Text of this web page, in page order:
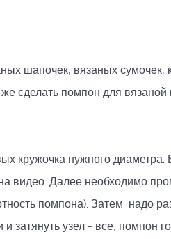
шапочек, вязаных
сделать помпон для
кружочка нужного
видео. Далее необходимо
помпона). Затем надо
затянуть узел - все, помпон